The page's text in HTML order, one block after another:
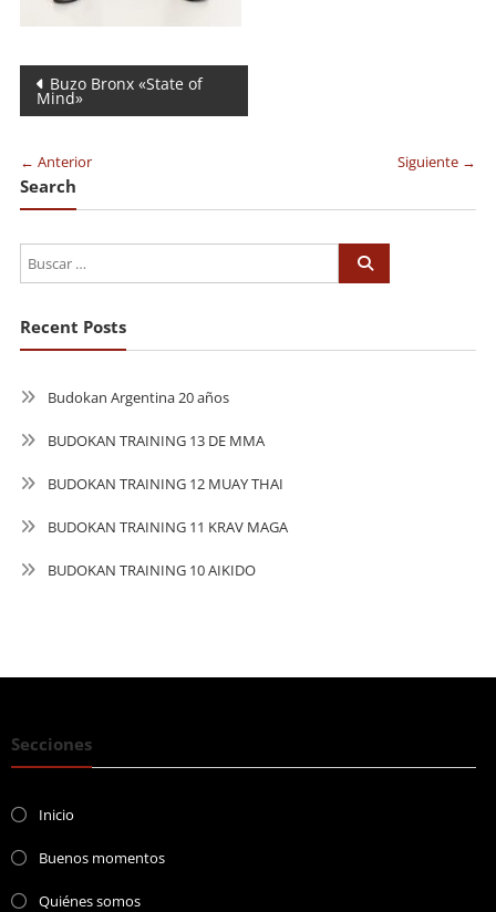
Navegación
de
entradas
Buzo Bronx «State of
Mind»
← Anterior Siguiente →
Search
Recent Posts
Budokan Argentina 20 años
BUDOKAN TRAINING 13 DE MMA
BUDOKAN TRAINING 12 MUAY THAI
BUDOKAN TRAINING 11 KRAV MAGA
BUDOKAN TRAINING 10 AIKIDO
Secciones
Inicio
Buenos momentos
Quiénes somos